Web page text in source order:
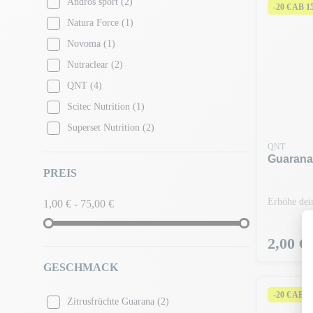
Natura Force (1)
Novoma (1)
Nutraclear (2)
QNT (4)
Scitec Nutrition (1)
Superset Nutrition (2)
PREIS
1,00 € - 75,00 €
GESCHMACK
Zitrusfrüchte Guarana (2)
-20 € AB
QNT
Erhöhe
Preis
2,00 €
-20 € AB